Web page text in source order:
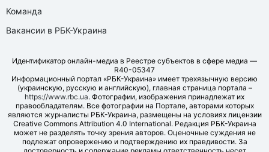
Команда
Вакансии в РБК-Украина
Идентификатор онлайн-медиа в Реестре субъектов в сфере медиа —
R40-05347
Информационный портал «РБК-Украина» имеет трехязычную версию
(украинскую, русскую и английскую), главная страница портала –
https://www.rbc.ua. Фотографии, изображения принадлежат их
правообладателям. Все фотографии на Портале, авторами которых
являются журналисты РБК-Украина, размещены на условиях лицензии
Creative Commons Attribution 4.0 International. Редакция РБК-Украина
может не разделять точку зрения авторов. Оценочные суждения не
подлежат опровержению и подтверждению их правдивости. За